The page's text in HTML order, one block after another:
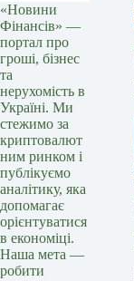
«Новини
Фінансів» —
портал про
гроші, бізнес
та
нерухомість в
Україні. Ми
стежимо за
криптовалют
ним ринком і
публікуємо
аналітику, яка
допомагає
орієнтуватися
в економіці.
Наша мета —
робити